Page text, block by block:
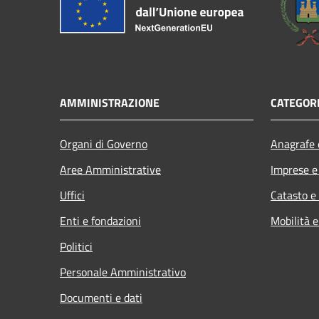
AMMINISTRAZIONE
Organi di Governo
Aree Amministrative
Uffici
Enti e fondazioni
Politici
Personale Amministrativo
Documenti e dati
Imprese
Catasto
Mobilità